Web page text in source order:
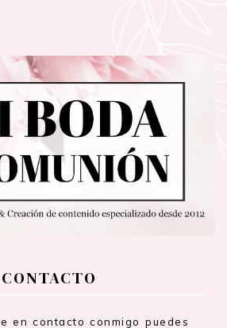
CONTACTO
en contacto conmigo puedes